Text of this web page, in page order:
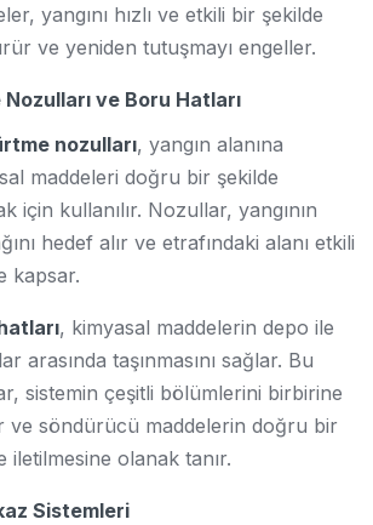
yangını hızlı ve etkili bir şekilde
ve yeniden tutuşmayı engeller.
ve Boru Hatları
nozulları, yangın alanına
maddeleri doğru bir şekilde
için kullanılır. Nozullar, yangının
hedef alır ve etrafındaki alanı etkili
kapsar.
, kimyasal maddelerin depo ile
arasında taşınmasını sağlar. Bu
sistemin çeşitli bölümlerini birbirine
ve söndürücü maddelerin doğru bir
iletilmesine olanak tanır.
Sistemleri